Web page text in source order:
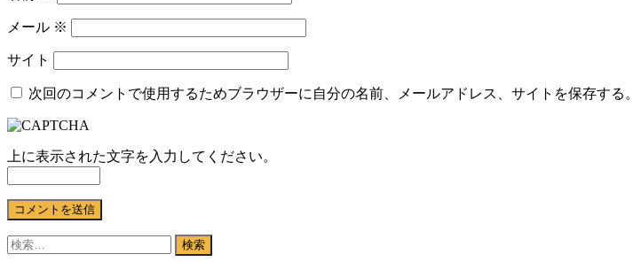
メール ※
サイト
次回のコメントで使用するためブラウザーに自分の名前、メールアドレス、サイトを保存する。
上に表示された文字を入力してください。
検